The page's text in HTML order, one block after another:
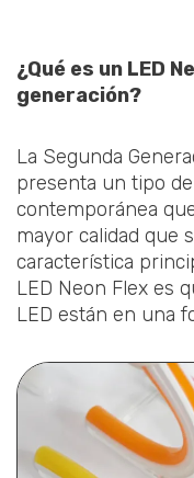
¿Qué es un LED
generación?
La Segunda
presenta un tipo
contemporánea
mayor calidad que
característica
LED Neon Flex es
LED están en una